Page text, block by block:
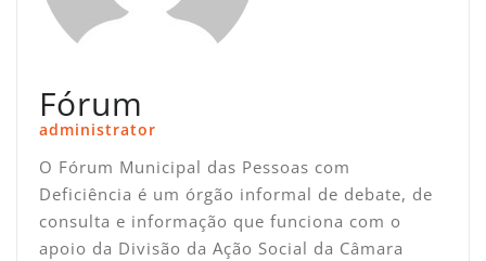
Fórum
administrator
O Fórum Municipal das Pessoas com
Deficiência é um órgão informal de debate, de
consulta e informação que funciona com o
apoio da Divisão da Ação Social da Câmara